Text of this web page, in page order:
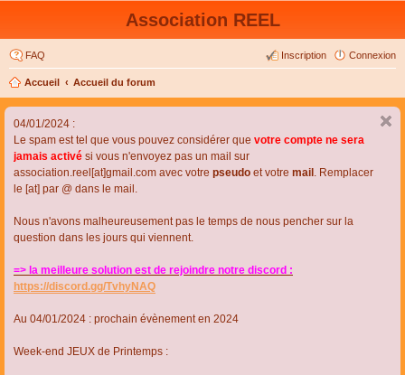
Association REEL
FAQ Connexion
Inscription
Accueil Accueil du forum
04/01/2024 :
Le spam est tel que vous pouvez considérer que votre compte ne sera
jamais activé si vous n'envoyez pas un mail sur
association.reel[at]gmail.com avec votre pseudo et votre mail . Remplacer
le [at] par @ dans le mail.
Nous n'avons malheureusement pas le temps de nous pencher sur la
question dans les jours qui viennent.
=> la meilleure solution est de rejoindre notre discord :
https://discord.gg/TvhyNAQ
Au 04/01/2024 : prochain évènement en 2024
Week-end JEUX de Printemps :